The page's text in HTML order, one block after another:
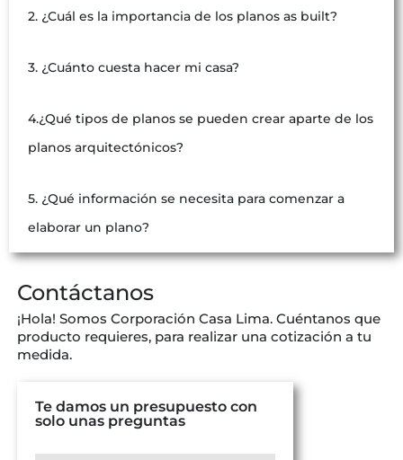
2. ¿Cuál es la importancia de los planos as built?
3. ¿Cuánto cuesta hacer mi casa?
4.¿Qué tipos de planos se pueden crear aparte de los
planos arquitectónicos?
5. ¿Qué información se necesita para comenzar a
elaborar un plano?
Contáctanos
¡Hola! Somos Corporación Casa Lima. Cuéntanos que
producto requieres, para realizar una cotización a tu
medida.
Te damos un presupuesto con
solo unas preguntas